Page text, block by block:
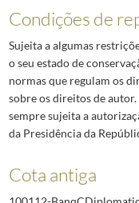
Condições de
Sujeita a algumas
o seu estado de
normas que regulam os
sobre os direitos de
sempre sujeita a
da Presidência da
Cota antiga